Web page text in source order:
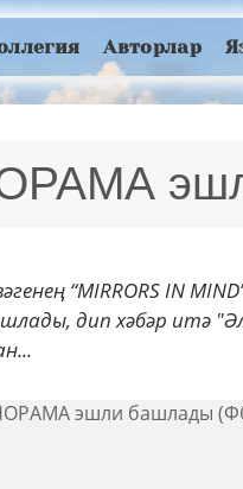
Авторлар
“MIRRORS IN MIND”
дип хәбәр